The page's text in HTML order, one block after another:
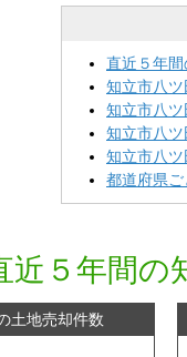
直近５年
知立市八
知立市八
知立市八
知立市八
都道府県
近５年間の
土地売却件数